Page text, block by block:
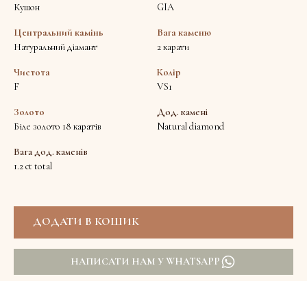
Кушон
GIA
Центральний камінь
Натуральний діамант
Вага каменю
2 карати
Чистота
F
Колір
VS1
Золото
Біле золото 18 каратів
Дод. камені
Natural diamond
Вага дод. каменів
1.2 ct total
НАПИСАТИ НАМ У WHATSAPP